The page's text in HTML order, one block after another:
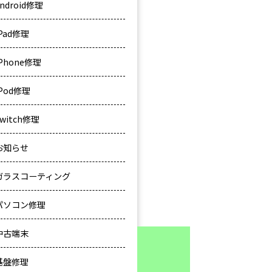
修理
修理
修理
修理
修理
知らせ
ラスコーティング
ソコン修理
古端末
盤修理